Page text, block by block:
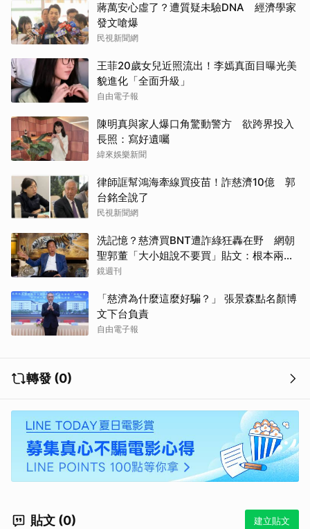
蔣萬安心虛了？遭質疑未驗DNA 經濟學家
發文嗆爆
民視新聞網
王菲20歲女兒近照流出！李嫣真面目曝光美
貌進化「全面升級」
自由電子報
陳明真與家人爆口角驚動警方 欲跨界投入
長照：寫好遺囑
緯來娛樂新聞
律師誆幫鴻海牽線買疫苗！詐慈濟10億 郭
台銘全說了
民視新聞網
洗記憶？慈濟買BNT遭詐綠狂轟在野 網朝
聖郭董「大小姐說不要買」貼文：根本兩碼
事
鏡週刊
「慈濟為什麼這麼好騙？」 張景森點名顏博
文下台負責
自由電子報
轉發 (0)
貼文 (0) 建立貼文